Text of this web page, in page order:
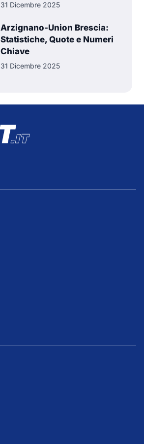
31 Dicembre 2025
Arzignano-Union Brescia:
Statistiche, Quote e Numeri
Chiave
31 Dicembre 2025